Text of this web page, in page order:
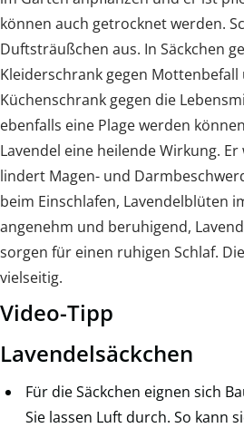
können auch getrocknet werden.
Duftsträußchen aus. In Säckchen
Kleiderschrank gegen Mottenbefall
Küchenschrank gegen die
ebenfalls eine Plage werden
Lavendel eine heilende Wirkung.
lindert Magen- und
beim Einschlafen, Lavendelblüten
angenehm und beruhigend,
sorgen für einen ruhigen Schlaf.
vielseitig.
Video-Tipp
Lavendelsäckchen
Für die Säckchen eignen sich
Sie lassen Luft durch. So kann